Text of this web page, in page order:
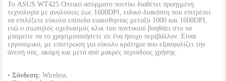
Το ASUS WT425 Οπτικό ασύρματο ποντίκι διαθέτει προηγμένη
τεχνολογία με αναλύσεις έως 1600DPI, ειδικό διακόπτη που επιτρέπει
να επιλέξετε εύκολα επίπεδα ευαισθησίας μεταξύ 1000 και 1600DPI,
ενώ ο σιωπηλός σχεδιασμός κλικ του ποντικιού βοηθάει στο να
μπορείτε να το χρησιμοποιήσετε σε ένα ήσυχο περιβάλλον. Είναι
εργονομικό, με επίστρωση για εύκολο κράτημα που εξασφαλίζει την
άνεσή σας, ακόμη και μετά από μακρές περιόδους χρήσης.
• Σύνδεση: Wireless.